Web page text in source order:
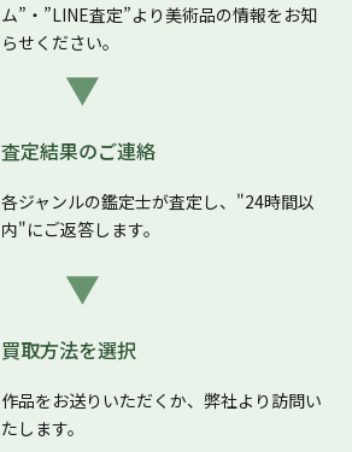
ム”・”LINE査定”より美術品の情報をお知
らせください。
査定結果のご連絡
各ジャンルの鑑定士が査定し、"24時間以
内"にご返答します。
買取方法を選択
作品をお送りいただくか、弊社より訪問い
たします。